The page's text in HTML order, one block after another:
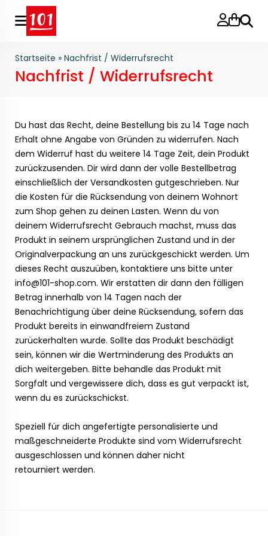
Suche
Startseite » Nachfrist / Widerrufsrecht
Nachfrist / Widerrufsrecht
Du hast das Recht, deine Bestellung bis zu 14 Tage nach
Erhalt ohne Angabe von Gründen zu widerrufen. Nach
dem Widerruf hast du weitere 14 Tage Zeit, dein Produkt
zurückzusenden. Dir wird dann der volle Bestellbetrag
einschließlich der Versandkosten gutgeschrieben. Nur
die Kosten für die Rücksendung von deinem Wohnort
zum Shop gehen zu deinen Lasten. Wenn du von
deinem Widerrufsrecht Gebrauch machst, muss das
Produkt in seinem ursprünglichen Zustand und in der
Originalverpackung an uns zurückgeschickt werden. Um
dieses Recht auszuüben, kontaktiere uns bitte unter
info@101-shop.com. Wir erstatten dir dann den fälligen
Betrag innerhalb von 14 Tagen nach der
Benachrichtigung über deine Rücksendung, sofern das
Produkt bereits in einwandfreiem Zustand
zurückerhalten wurde. Sollte das Produkt beschädigt
sein, können wir die Wertminderung des Produkts an
dich weitergeben. Bitte behandle das Produkt mit
Sorgfalt und vergewissere dich, dass es gut verpackt ist,
wenn du es zurückschickst.
Speziell für dich angefertigte personalisierte und
maßgeschneiderte Produkte sind vom Widerrufsrecht
ausgeschlossen und können daher nicht
retourniert werden.